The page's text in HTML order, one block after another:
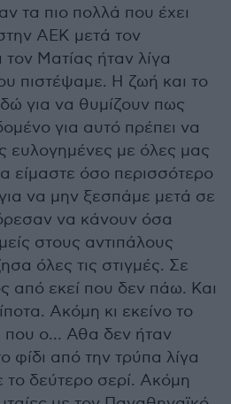
τα πιο πολλά που έχει
ΑΕΚ μετά τον
Ματίας ήταν λίγα
πιστέψαμε. Η ζωή και το
για να θυμίζουν πως
για αυτό πρέπει να
ευλογημένες με όλες μας
είμαστε όσο περισσότερο
να μην ξεσπάμε μετά σε
να κάνουν όσα
στους αντιπάλους
όλες τις στιγμές. Σε
από εκεί που δεν πάω. Και
Ακόμη κι εκείνο το
που ο… Αθα δεν ήταν
φίδι από την τρύπα λίγα
το δεύτερο σερί. Ακόμη